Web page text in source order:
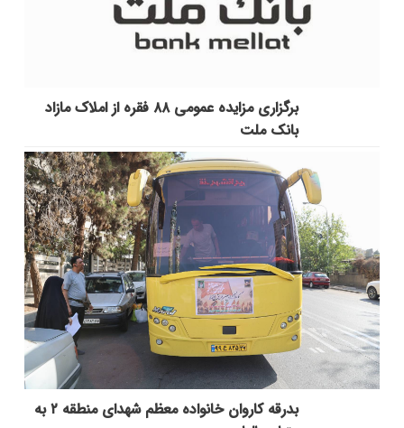
برگزاری مزایده عمومی ۸۸ فقره از املاک مازاد
بانک ملت
بدرقه کاروان خانواده معظم شهدای منطقه ۲ به